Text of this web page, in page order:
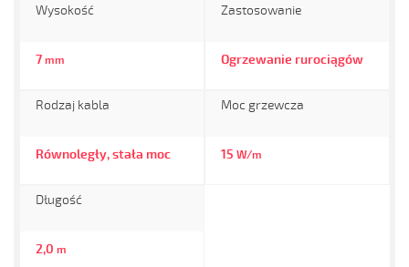
Wysokość
7 mm
Zastosowanie
Ogrzewanie rurociągów
Rodzaj kabla
Równoległy, stała moc
Moc grzewcza
15 W/m
Długość
2,0 m